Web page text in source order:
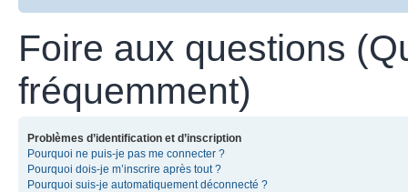
Foire aux questions
fréquemment)
Problèmes d’identification et d’inscription
Pourquoi ne puis-je pas me connecter ?
Pourquoi dois-je m’inscrire après tout ?
Pourquoi suis-je automatiquement déconnecté ?